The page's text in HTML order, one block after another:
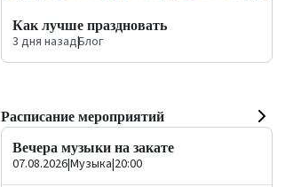
Как лучше праздновать
3 дня назад|Блог
Расписание мероприятий
Вечера музыки на закате
07.08.2026|Музыка|20:00